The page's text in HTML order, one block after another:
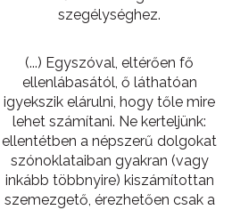
szegélységhez.
(...) Egyszóval, eltérően fő
ellenlábasától, ő láthatóan
igyekszik elárulni, hogy tőle mire
lehet számítani. Ne kerteljünk:
ellentétben a népszerű dolgokat
szónoklataiban gyakran (vagy
inkább többnyire) kiszámítottan
szemezgető, érezhetően csak a